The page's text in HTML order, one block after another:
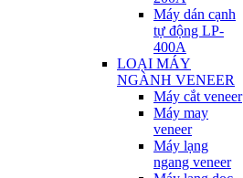
Máy dán cạnh
tự động LP-
400A
LOẠI MÁY
NGÀNH VENEER
Máy cắt veneer
Máy may
veneer
Máy lạng
ngang veneer